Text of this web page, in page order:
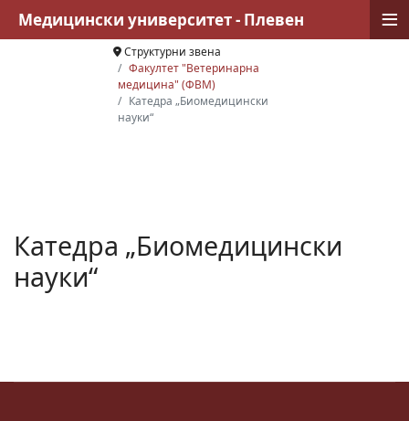
Структурни звена
Факултет "Ветеринарна
медицина" (ФВМ)
Катедра „Биомедицински
науки“
Катедра „Биомедицински
науки“
Медицински университет - Плевен ≡